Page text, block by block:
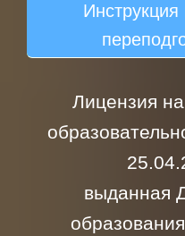
Инструкция
Лицензия
выданная